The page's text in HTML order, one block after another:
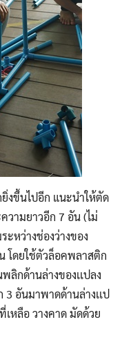
งขึ้นไปอีก แนะนำให้ตัด
วามยาวอีก 7 อัน (ไม่
หว่างช่องว่างของ
โดยใช้ตัวล็อคพลาสติก
ลิกด้านล่างของเเปลง
อันมาพาดด้านล่างเเป
เหลือ วางคาด มัดด้วย